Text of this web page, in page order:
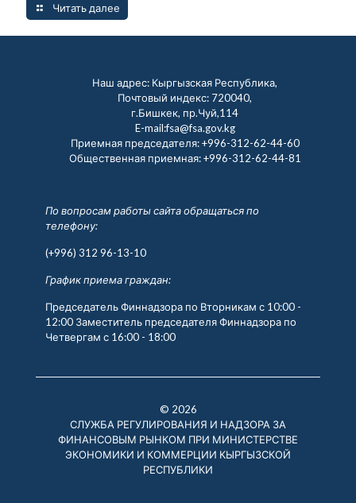
Читать далее
Наш адрес: Кыргызская Республика,
Почтовый индекс: 720040,
г.Бишкек, пр.Чуй,114
E-mail:fsa@fsa.gov.kg
Приемная председателя:+996-312-62-44-60
Общественная приемная:+996-312-62-44-81
По вопросам работы сайта обращаться по
телефону:
(+996) 312 96-13-10
График приема граждан:
Председатель Финнадзора по Вторникам с 10:00 -
12:00 Заместитель председателя Финнадзора по
Четвергам с 16:00 - 18:00
© 2026
СЛУЖБА РЕГУЛИРОВАНИЯ И НАДЗОРА ЗА
ФИНАНСОВЫМ РЫНКОМ ПРИ МИНИСТЕРСТВЕ
ЭКОНОМИКИ И КОММЕРЦИИ КЫРГЫЗСКОЙ
РЕСПУБЛИКИ